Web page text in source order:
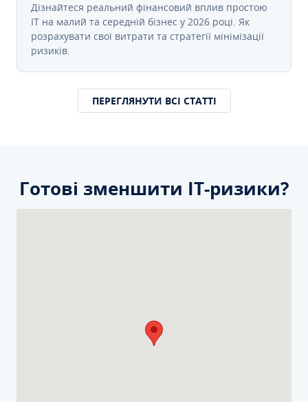
Дізнайтеся реальний фінансовий вплив простою
IT на малий та середній бізнес у 2026 році. Як
розрахувати свої витрати та стратегії мінімізації
ризиків.
ПЕРЕГЛЯНУТИ ВСІ СТАТТІ
Готові зменшити ІТ-ризики?